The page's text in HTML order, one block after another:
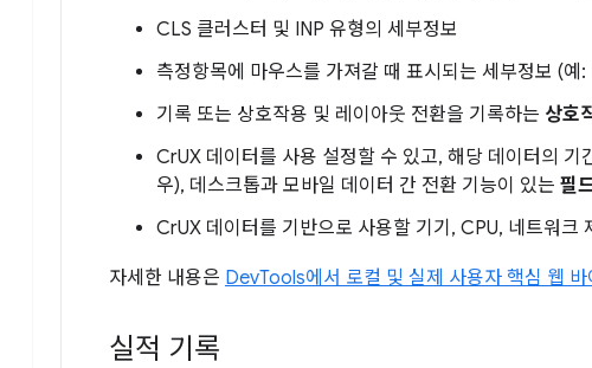
CLS 클러스터 및 INP 유형의 세부정보
측정항목에 마우스를 가져갈 때 표시되는 세부정보 (
기록 또는 상호작용 및 레이아웃 전환을 기록하는 상호
CrUX 데이터를 사용 설정할 수 있고, 해당 데이터의
우), 데스크톱과 모바일 데이터 간 전환 기능이 있는 필
CrUX 데이터를 기반으로 사용할 기기, CPU, 네트워크
자세한 내용은 DevTools에서 로컬 및 실제 사용자 핵심 웹 바
실적 기록